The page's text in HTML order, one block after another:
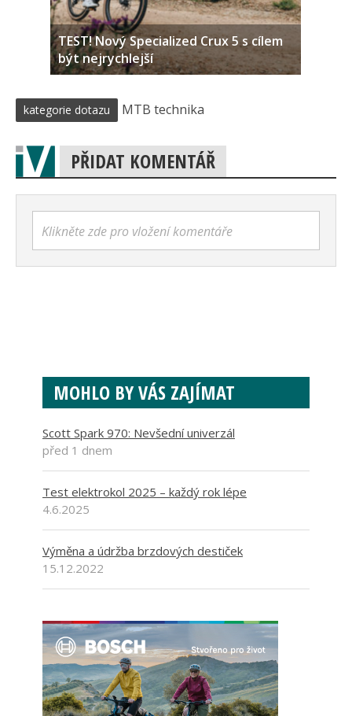
TEST! Nový Specialized Crux 5 s cílem
být nejrychlejší
kategorie dotazu MTB technika
PŘIDAT KOMENTÁŘ
Klikněte zde pro vložení komentáře
MOHLO BY VÁS ZAJÍMAT
Scott Spark 970: Nevšední univerzál
před 1 dnem
Test elektrokol 2025 – každý rok lépe
4.6.2025
Výměna a údržba brzdových destiček
15.12.2022